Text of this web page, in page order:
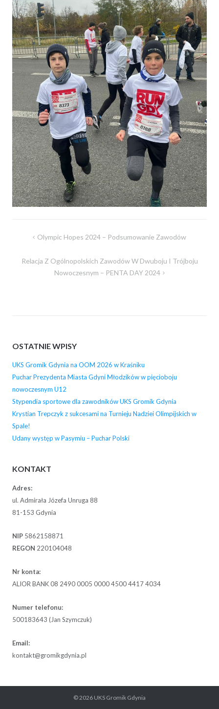
Nawigacja
Olympic Hopes 2024 – Podsumowanie Zawodów
Relacja Z Ogólnopolskich Zawodów W Dwuboju I Trójboju
Nowoczesnym – PENTA DAY 2024
OSTATNIE WPISY
UKS Gromik Gdynia na OOM 2026 w Kraśniku
Puchar Prezydenta Miasta Gdyni Młodzików w pięcioboju
nowoczesnym U12
Stypendia sportowe dla zawodników UKS Gromik Gdynia
Krystian Trepczyk z sukcesami na Turnieju Nadziei Olimpijskich w
Spale!
Udany występ w Pasymiu – Puchar Polski
KONTAKT
Adres:
ul. Admirała Józefa Unruga 88
81-153 Gdynia
NIP 5862158871
REGON 220104048
Nr konta:
ALIOR BANK 08 2490 0005 0000 4500 4417 4034
Numer telefonu:
500183643 (Jan Szymczuk)
Email:
kontakt@gromikgdynia.pl
© 2026 UKS Gromik Gdynia